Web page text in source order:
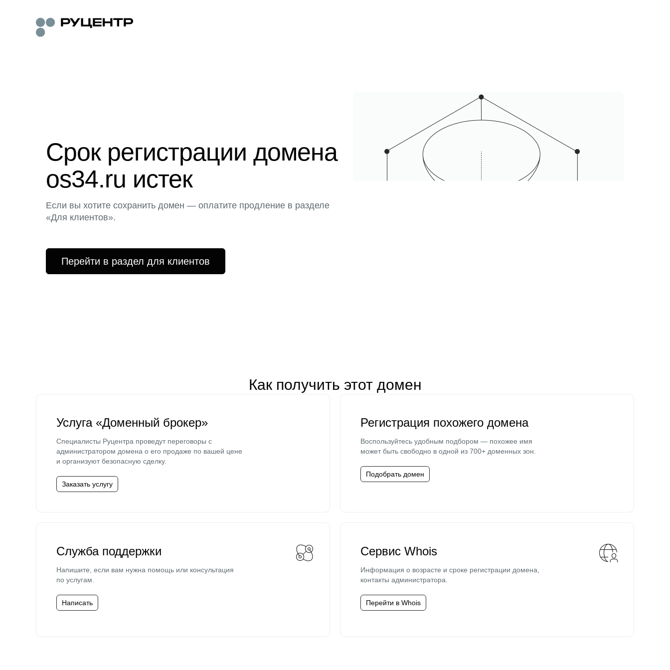
Срок регистрации домена
os34.ru истек
Если вы хотите сохранить домен — оплатите продление в разделе
«Для клиентов».
Перейти в раздел для клиентов
Как получить этот домен
Услуга «Доменный брокер»
Специалисты Руцентра проведут переговоры с
администратором домена о его продаже по вашей цене
и организуют безопасную сделку.
Заказать услугу
Регистрация похожего домена
Воспользуйтесь удобным подбором — похожее имя
может быть свободно в одной из 700+ доменных зон.
Подобрать домен
Служба поддержки
Напишите, если вам нужна помощь или консультация
по услугам.
Написать
Сервис Whois
Информация о возрасте и сроке регистрации домена,
контакты администратора.
Перейти в Whois